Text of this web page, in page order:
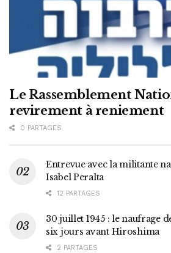
Le Rassemblement
revirement à reniement
0 PARTAGES
Entrevue avec la militante
Isabel Peralta
12 PARTAGES
30 juillet 1945 : le naufrage
six jours avant Hiroshima
2 PARTAGES